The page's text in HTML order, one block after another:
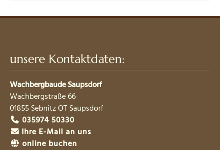
unsere Kontaktdaten:
Wachbergbaude Saupsdorf
Wachbergstraße 66
01855 Sebnitz OT Saupsdorf
035974 50330
Ihre E-Mail an uns
online buchen